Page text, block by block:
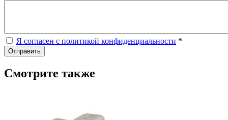
Я согласен с политикой конфиденциальности *
Отправить
Смотрите также